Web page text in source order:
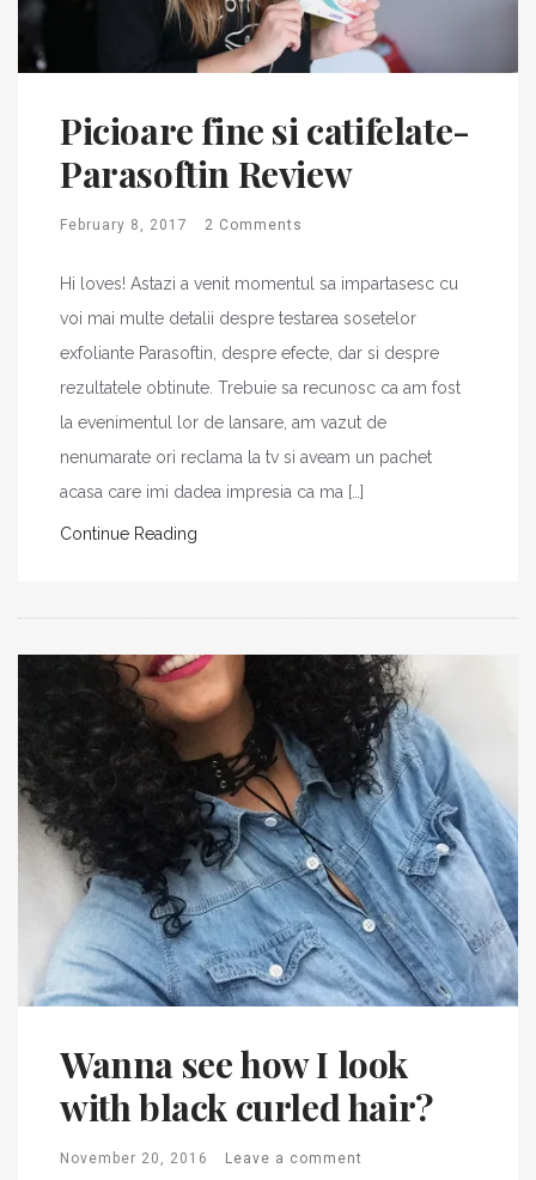
Picioare fine si catifelate-
Parasoftin Review
February 8, 2017 2 Comments
Hi loves! Astazi a venit momentul sa impartasesc cu
voi mai multe detalii despre testarea sosetelor
exfoliante Parasoftin, despre efecte, dar si despre
rezultatele obtinute. Trebuie sa recunosc ca am fost
la evenimentul lor de lansare, am vazut de
nenumarate ori reclama la tv si aveam un pachet
acasa care imi dadea impresia ca ma […]
Continue Reading
Wanna see how I look
with black curled hair?
November 20, 2016 Leave a comment